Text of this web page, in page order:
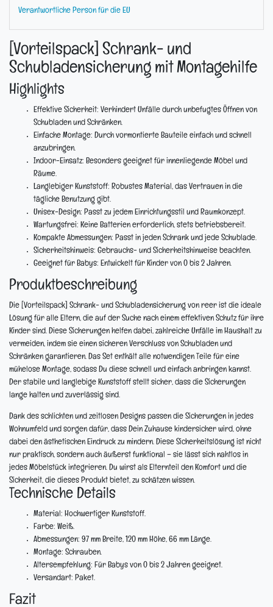
Verantwortliche Person für die EU
[Vorteilspack] Schrank- und
Schubladensicherung mit Montagehilfe
Highlights
Effektive Sicherheit: Verhindert Unfälle durch unbefugtes Öffnen von
Schubladen und Schränken.
Einfache Montage: Durch vormontierte Bauteile einfach und schnell
anzubringen.
Indoor-Einsatz: Besonders geeignet für innenliegende Möbel und
Räume.
Langlebiger Kunststoff: Robustes Material, das Vertrauen in die
tägliche Benutzung gibt.
Unisex-Design: Passt zu jedem Einrichtungsstil und Raumkonzept.
Wartungsfrei: Keine Batterien erforderlich, stets betriebsbereit.
Kompakte Abmessungen: Passt in jeden Schrank und jede Schublade.
Sicherheitshinweis: Gebrauchs- und Sicherheitshinweise beachten.
Geeignet für Babys: Entwickelt für Kinder von 0 bis 2 Jahren.
Produktbeschreibung
Die [Vorteilspack] Schrank- und Schubladensicherung von reer ist die ideale
Lösung für alle Eltern, die auf der Suche nach einem effektiven Schutz für ihre
Kinder sind. Diese Sicherungen helfen dabei, zahlreiche Unfälle im Haushalt zu
vermeiden, indem sie einen sicheren Verschluss von Schubladen und
Schränken garantieren. Das Set enthält alle notwendigen Teile für eine
mühelose Montage, sodass Du diese schnell und einfach anbringen kannst.
Der stabile und langlebige Kunststoff stellt sicher, dass die Sicherungen
lange halten und zuverlässig sind.
Dank des schlichten und zeitlosen Designs passen die Sicherungen in jedes
Wohnumfeld und sorgen dafür, dass Dein Zuhause kindersicher wird, ohne
dabei den ästhetischen Eindruck zu mindern. Diese Sicherheitslösung ist nicht
nur praktisch, sondern auch äußerst funktional – sie lässt sich nahtlos in
jedes Möbelstück integrieren. Du wirst als Elternteil den Komfort und die
Sicherheit, die dieses Produkt bietet, zu schätzen wissen.
Technische Details
Material: Hochwertiger Kunststoff.
Farbe: Weiß.
Abmessungen: 97 mm Breite, 120 mm Höhe, 66 mm Länge.
Montage: Schrauben.
Altersempfehlung: Für Babys von 0 bis 2 Jahren geeignet.
Versandart: Paket.
Fazit